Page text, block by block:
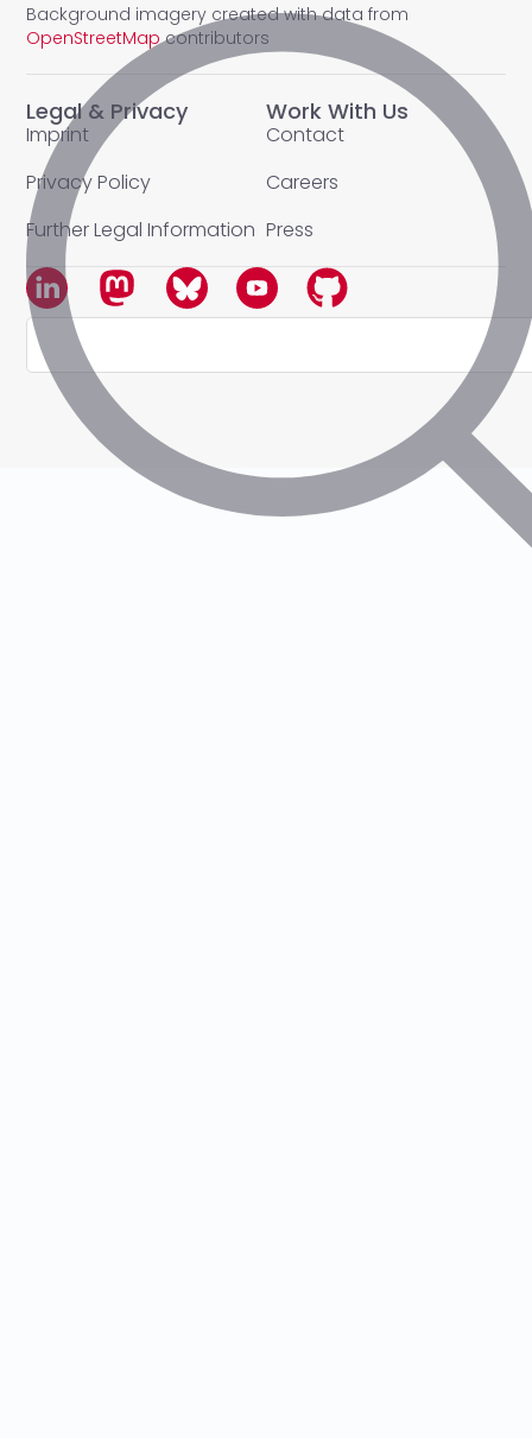
Legal & Privacy
Imprint
Privacy Policy
Further Legal Information
Work With Us
Contact
Careers
Press
Background imagery created with data from
OpenStreetMapcontributors